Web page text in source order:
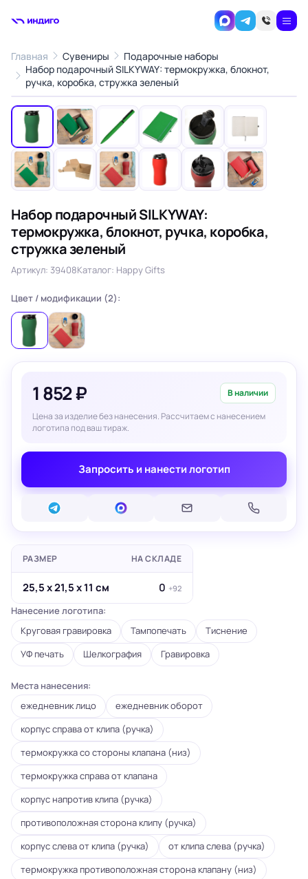
Главная Сувениры
Подарочные наборы
Набор подарочный SILKYWAY: термокружка, блокнот,
ручка, коробка, стружка зеленый
‹ ›
Набор подарочный SILKYWAY:
термокружка, блокнот, ручка, коробка,
стружка зеленый
Артикул: 39408Каталог: Happy Gifts
Цвет / модификации (2):
1 852 ₽ В наличии
Цена за изделие без нанесения. Рассчитаем с нанесением
логотипа под ваш тираж.
Запросить и нанести логотип
РАЗМЕР НА СКЛАДЕ
25,5 х 21,5 х 11 см 0 +92
Нанесение логотипа:
Круговая гравировка Тампопечать
Тиснение
УФ печать
Шелкография Гравировка
Места нанесения:
ежедневник лицо
ежедневник оборот
корпус справа от клипа (ручка)
термокружка со стороны клапана (низ)
термокружка справа от клапана
корпус напротив клипа (ручка)
противоположная сторона клипу (ручка)
корпус слева от клипа (ручка)
от клипа слева (ручка)
термокружка противоположная сторона клапану (низ)